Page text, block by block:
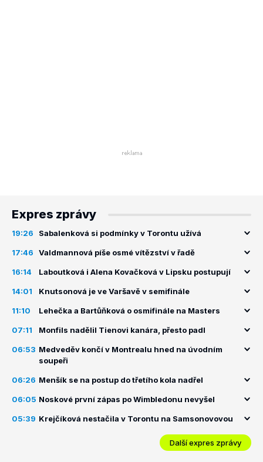
Expres zprávy
19:26 Sabalenková si podmínky v Torontu užívá
17:46 Valdmannová píše osmé vítězství v řadě
16:14 Laboutková i Alena Kovačková v Lipsku postupují
14:01 Knutsonová je ve Varšavě v semifinále
11:10 Lehečka a Bartůňková o osmifinále na Masters
07:11 Monfils nadělil Tienovi kanára, přesto padl
06:53 Medveděv končí v Montrealu hned na úvodním
soupeři
06:26 Menšík se na postup do třetího kola nadřel
06:05 Noskové první zápas po Wimbledonu nevyšel
05:39 Krejčíková nestačila v Torontu na Samsonovovou
Další expres zprávy